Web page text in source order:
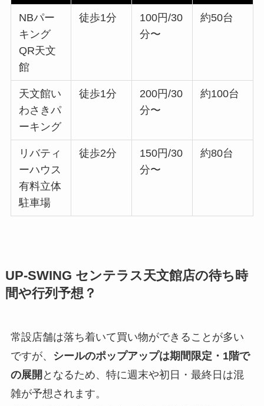
NBパー
キング
QR天文
館
徒歩1分
100円/30
分〜
約50台
天文館い
わさきパ
ーキング
徒歩1分
200円/30
分〜
約100台
リバティ
ーハウス
有料立体
駐車場
徒歩2分
150円/30
分〜
約80台
UP‑SWING センテラス天文館店の待ち時
間や行列予想？
常設店舗は落ち着いて買い物ができることが多い
ですが、
シールのポップアップは期間限定・1階で
の展開 となるため、特に週末や初日・最終日は混
雑が予想されます。